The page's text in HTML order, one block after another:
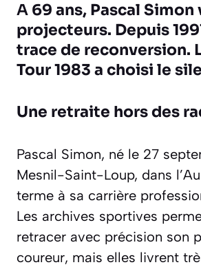
A 69 ans, Pascal
projecteurs. Depuis
trace de reconversion.
Tour 1983 a choisi le
Une retraite hors des
Pascal Simon, né le 27
Mesnil-Saint-Loup, dans
terme à sa carrière
Les archives sportives
retracer avec précision son
coureur, mais elles livrent